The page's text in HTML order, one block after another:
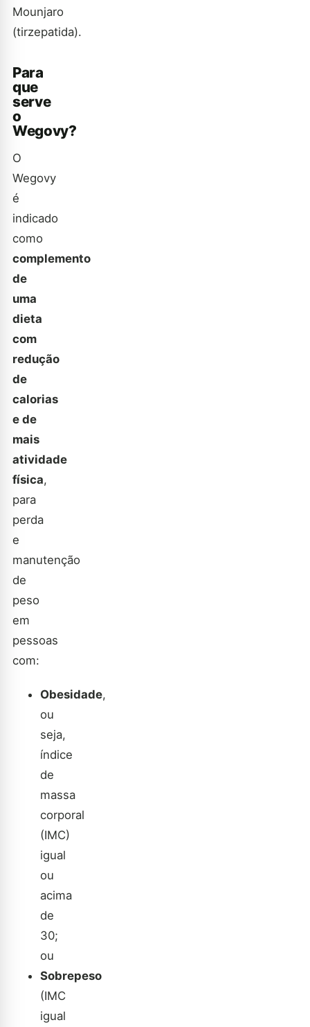
Mounjaro
(tirzepatida).
Para
que
serve
o
Wegovy?
O
Wegovy
é
indicado
como
complemento
de
uma
dieta
com
redução
de
calorias
e de
mais
atividade
física,
para
perda
e
manutenção
de
peso
em
pessoas
com:
Obesidade,
ou
seja,
índice
de
massa
corporal
(IMC)
igual
ou
acima
de
30;
ou
Sobrepeso
(IMC
igual